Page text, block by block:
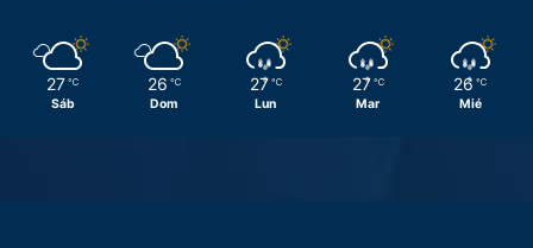
27 ℃
Sáb
26 ℃
Dom
27 ℃
Lun
27 ℃
Mar
26 ℃
Mié